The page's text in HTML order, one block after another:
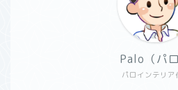
パロインテリア
Palo（パロ